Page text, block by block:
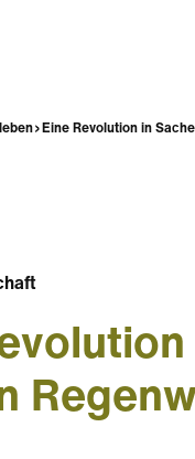
leben Eine Revolution in